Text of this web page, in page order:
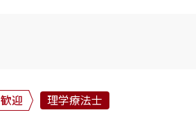
歓迎 理学療法士